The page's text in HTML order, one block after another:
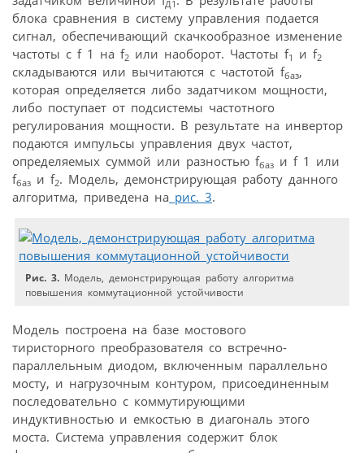
Д1
блока сравнения в систему управления подается
сигнал, обеспечивающий скачкообразное изменение
частоты с f 1 на f2 или наоборот. Частоты f1 и f2
складываются или вычитаются с частотой fбаз,
которая определяется либо задатчиком мощности,
либо поступает от подсистемы частотного
регулирования мощности. В результате на инвертор
подаются импульсы управления двух частот,
определяемых суммой или разностью fбаз и f 1 или
fбаз и f2. Модель, демонстрирующая работу данного
алгоритма, приведена на рис. 3.
Рис. 3. Модель, демонстрирующая работу алгоритма
повышения коммутационной устойчивости
Модель построена на базе мостового
тиристорного преобразователя со встречно-
параллельным диодом, включенным параллельно
мосту, и нагрузочным контуром, присоединенным
последовательно с коммутирующими
индуктивностью и емкостью в диагональ этого
моста. Система управления содержит блок